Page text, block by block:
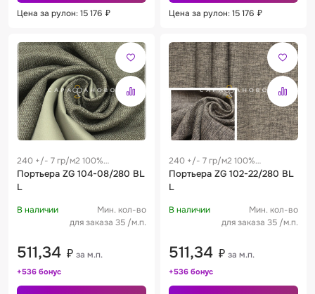
Цена за рулон: 15 176 ₽ Цена за рулон: 15 176 ₽
240 +/- 7 гр/м2 100%
полиэстер
Портьера ZG 104-08/280 BL
L
В наличии
Мин. кол-во
для заказа 35 /м.п.
511,34 ₽ за м.п.
+536 бонус
240 +/- 7 гр/м2 100%
полиэстер
Портьера ZG 102-22/280 BL
L
В наличии
Мин. кол-во
для заказа 35 /м.п.
511,34 ₽ за м.п.
+536 бонус